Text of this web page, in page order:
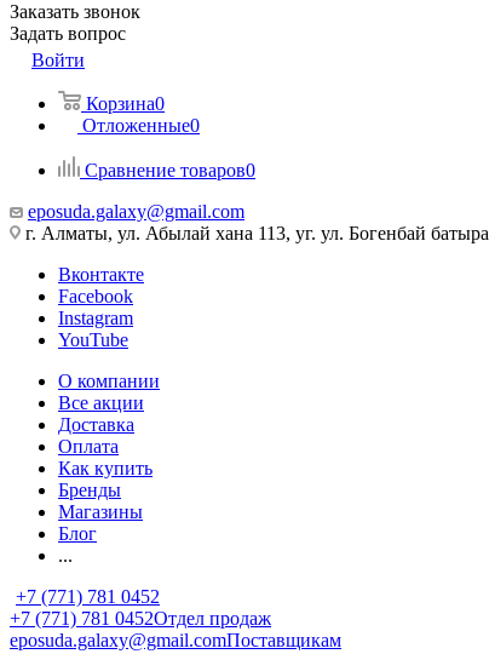
Заказать звонок
Задать вопрос
Войти
Корзина0
Отложенные0
Сравнение товаров0
eposuda.galaxy@gmail.com
г. Алматы, ул. Абылай хана 113, уг. ул. Богенбай батыра
Вконтакте
Facebook
Instagram
YouTube
О компании
Все акции
Доставка
Оплата
Как купить
Бренды
Магазины
Блог
...
+7 (771) 781 0452
+7 (771) 781 0452Отдел продаж
eposuda.galaxy@gmail.comПоставщикам